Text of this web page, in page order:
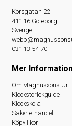
Korsgatan 22
411 16 Göteborg
Sverige
031 13 54 70
Mer Information
Om Magnussons Ur
Klockstorlekguide
Klockskola
Säker e-handel
Köpvillkor